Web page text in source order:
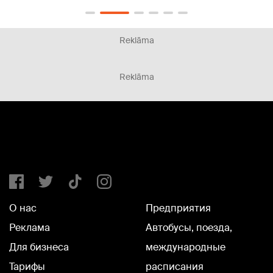
Reklāma
Reklāma
О нас
Реклама
Для бизнеса
Тарифы
Предприятия
Автобусы, поезда,
международные
расписания